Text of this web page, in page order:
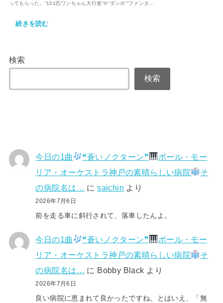
ってもらった。“101匹ワンちゃん大行進”や”ダンボ““ファンタ...
続きを読む
検索
検索
今日の1曲 ❝蒼いノクターン❞
ポール・モー
リア・オーケストラ神戸の素晴らしい病院
そ
の病院名は…
にsaichin より
2026年7月6日
前を走る車に斜行されて、落車したんよ。
今日の1曲 ❝蒼いノクターン❞
ポール・モー
リア・オーケストラ神戸の素晴らしい病院
そ
の病院名は… に Bobby Black より
2026年7月6日
良い病院に恵まれて良かったですね。とはいえ、「無